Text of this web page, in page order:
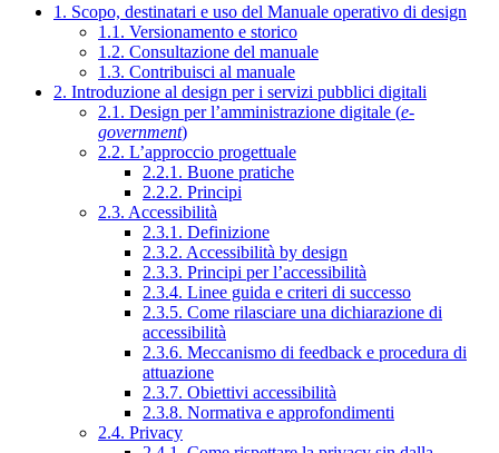
1. Scopo, destinatari e uso del Manuale operativo di design
1.1. Versionamento e storico
1.2. Consultazione del manuale
1.3. Contribuisci al manuale
2. Introduzione al design per i servizi pubblici digitali
2.1. Design per l’amministrazione digitale (e-
government)
2.2. L’approccio progettuale
2.2.1. Buone pratiche
2.2.2. Principi
2.3. Accessibilità
2.3.1. Definizione
2.3.2. Accessibilità by design
2.3.3. Principi per l’accessibilità
2.3.4. Linee guida e criteri di successo
2.3.5. Come rilasciare una dichiarazione di
accessibilità
2.3.6. Meccanismo di feedback e procedura di
attuazione
2.3.7. Obiettivi accessibilità
2.3.8. Normativa e approfondimenti
2.4. Privacy